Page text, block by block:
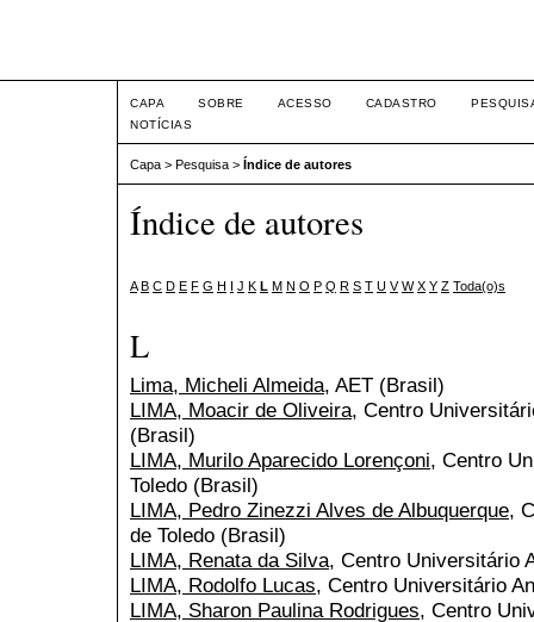
CAPA SOBRE ACESSO CADASTRO
NOTÍCIAS
Capa > Pesquisa > Índice de autores
Índice de autores
A B C D E F G H I J K L M N O P Q R S T U V W X Y Z Toda(o)s
L
Lima, Micheli Almeida, AET (Brasil)
LIMA, Moacir de Oliveira, Centro
(Brasil)
LIMA, Murilo Aparecido Lorençoni, Centro
Toledo (Brasil)
LIMA, Pedro Zinezzi Alves de Albuquerque,
de Toledo (Brasil)
LIMA, Renata da Silva, Centro Universitário
LIMA, Rodolfo Lucas, Centro Universitário
LIMA, Sharon Paulina Rodrigues, Centro